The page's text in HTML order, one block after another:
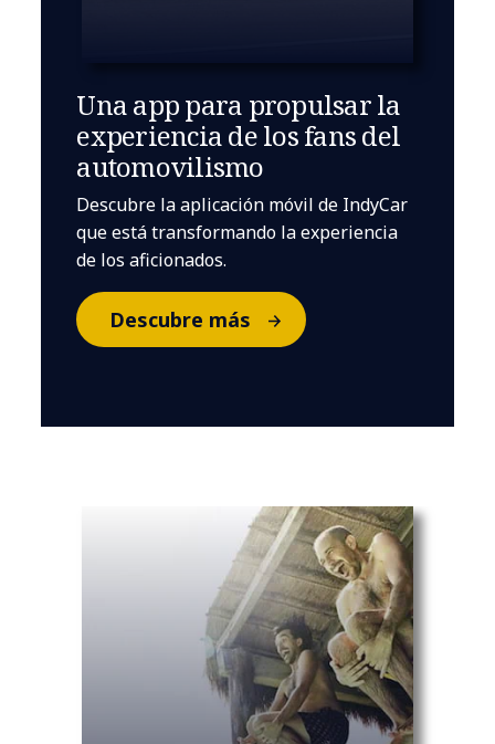
Una app para propulsar la
experiencia de los fans del
automovilismo
Descubre la aplicación móvil de IndyCar
que está transformando la experiencia
de los aficionados.
Descubre más